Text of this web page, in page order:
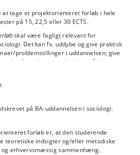
at tage et projektorienteret forløb i hele
på 15, 22,5 eller 30 ECTS.
skal være fagligt relevant for
Det kan fx. uddybe og give praktisk
problemstillinger i uddannelsen; give
for relevante arbejdsområder;
viden inden for et område, som ønskes
kan finde sted i en offentlig eller privat
arbejdskraft, som kan yde faglig
kan man afholde forløbet igennem
hvor man indgår i et støtte forløb i et af de
på KU. Studievejledningen kan være
på BA-uddannelsen i sociologi.
forløb er, at den studerende
teoretiske indsigter og/eller metodiske
erhvervsmæssig sammenhæng.